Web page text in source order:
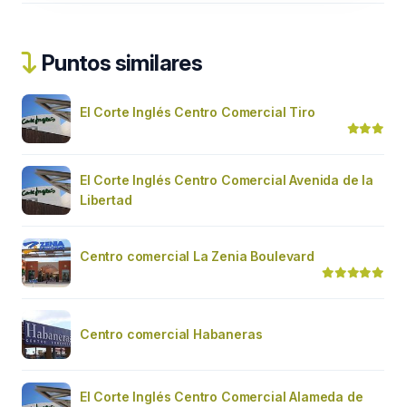
Puntos similares
El Corte Inglés Centro Comercial Tiro
El Corte Inglés Centro Comercial Avenida de la
Libertad
Centro comercial La Zenia Boulevard
Centro comercial Habaneras
El Corte Inglés Centro Comercial Alameda de